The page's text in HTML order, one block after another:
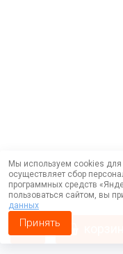
Мы используем cookies для
осуществляет сбор
программных средств
пользоваться сайтом, вы
данных
Принять